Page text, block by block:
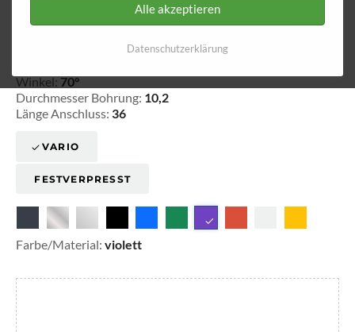
Ringfitting 017 Ø 10,2
Winkel: 70°
Durchmesser Bohrung: 10,2
Länge Anschluss: 36
VARIO
FESTVERPRESST
Farbe/Material: violett
Alle akzeptieren
Datenschutzerklärung